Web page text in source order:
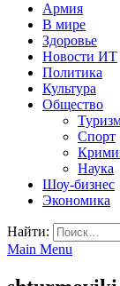
Армия
В мире
Здоровье
Новости ИТ
Политика
Культура
Общество
Спорт
Наука
Шоу-бизнес
Экономика
Найти:
Main Menu